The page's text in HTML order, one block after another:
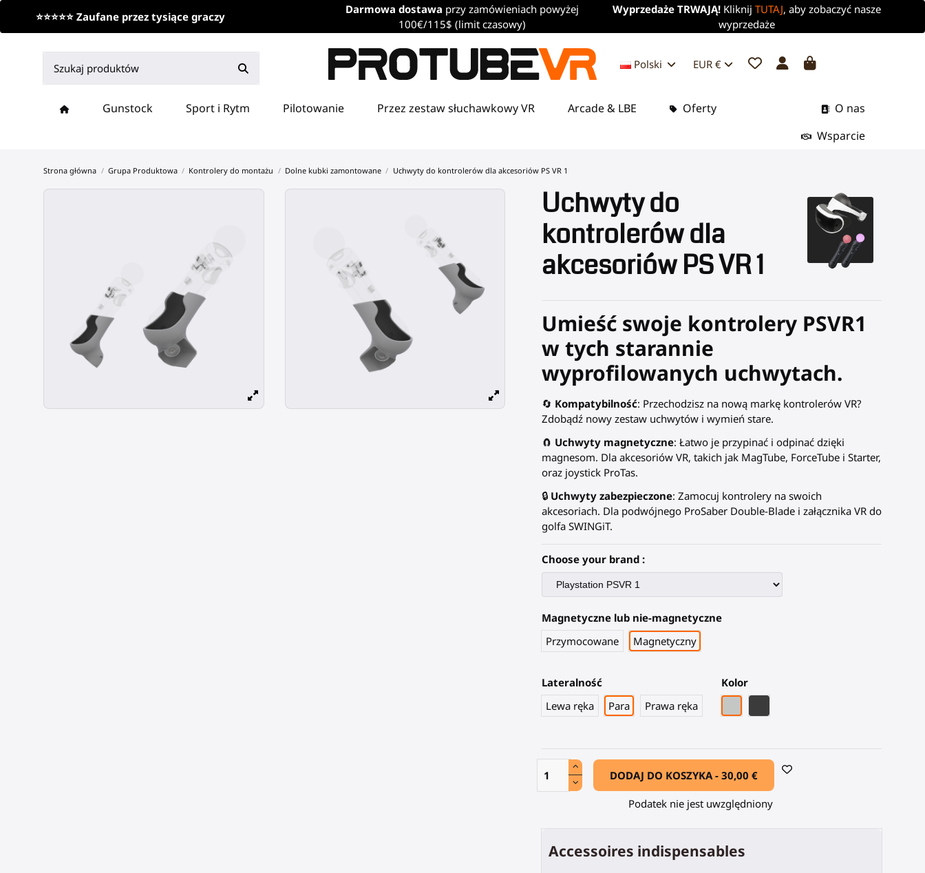
⭐⭐⭐⭐⭐ Zaufane przez tysiące graczy
Darmowa dostawa przy zamówieniach powyżej
100€/115$ (limit czasowy)
Wyprzedaże TRWAJĄ! KliknijTUTAJ, aby zobaczyć nasze
wyprzedaże
EUR €
Polski
Gunstock Sport i Rytm Pilotowanie Przez zestaw słuchawkowy VR Arcade & LBE Oferty
O nas
Wsparcie
Strona główna Grupa Produktowa Kontrolery do montażu Dolne kubki zamontowane Uchwyty do kontrolerów dla akcesoriów PS VR 1
Uchwyty do
kontrolerów dla
akcesoriów PS VR 1
Umieść swoje kontrolery PSVR1
w tych starannie
wyprofilowanych uchwytach.
🔄 Kompatybilność: Przechodzisz na nową markę kontrolerów VR?
Zdobądź nowy zestaw uchwytów i wymień stare.
🧲 Uchwyty magnetyczne: Łatwo je przypinać i odpinać dzięki
magnesom. Dla akcesoriów VR, takich jak MagTube, ForceTube i Starter,
oraz joystick ProTas.
🔒 Uchwyty zabezpieczone: Zamocuj kontrolery na swoich
akcesoriach. Dla podwójnego ProSaber Double-Blade i załącznika VR do
golfa SWINGiT.
Choose your brand :
Magnetyczne lub nie-magnetyczne
Przymocowane
Magnetyczny
Lateralność
Lewa ręka
Para Prawa ręka
Kolor
DODAJ DO KOSZYKA -30,00 €
Podatek nie jest uwzględniony
Accessoires indispensables